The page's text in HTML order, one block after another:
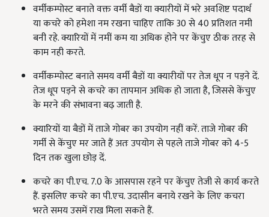
वर्मीकम्पोस्ट बनाते वक्त वर्मी बैडों या क्यारीयों में भरे अवशिष्ट पदार्थ
या कचरे को हमेशा नम रखना चाहिए ताकि 30 से 40 प्रतिशत नमी
बनी रहे. क्यारियों में नमीं कम या अधिक होने पर केंचुए ठीक तरह से
काम नही करते.
वर्मीकम्पोस्ट बनाते समय वर्मी बैडों या क्यारीयों पर तेज धूप न पड़ने दें.
तेज धूप पड़ने से कचरे का तापमान अधिक हो जाता है, जिससे केंचुए
के मरने की संभावना बढ़ जाती है.
क्यारियों या बैडों में ताजे गोबर का उपयोग नहीं करें. ताजे गोबर की
गर्मी से केंचुए मर जाते हैं अतः उपयोग से पहले ताजे गोबर को 4-5
दिन तक खुला छोड़ दें.
कचरे का पी.एच. 7.0 के आसपास रहने पर केंचुए तेजी से कार्य करते
हैं. इसलिए कचरे का पी.एच. उदासीन बनाये रखने के लिए कचरा
भरते समय उसमें राख मिला सकते हैं.